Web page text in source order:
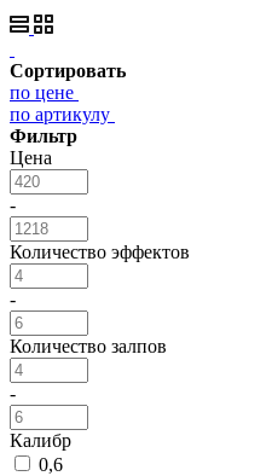
Сортировать
по цене
по артикулу
Фильтр
Цена
-
Количество эффектов
-
Количество залпов
-
Калибр
0,6